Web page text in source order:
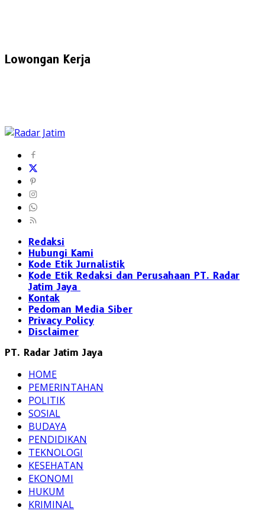
Lowongan Kerja
Redaksi
Hubungi Kami
Kode Etik Jurnalistik
Kode Etik Redaksi dan Perusahaan PT. Radar
Jatim Jaya
Kontak
Pedoman Media Siber
Privacy Policy
Disclaimer
PT. Radar Jatim Jaya
HOME
PEMERINTAHAN
POLITIK
SOSIAL
BUDAYA
PENDIDIKAN
TEKNOLOGI
KESEHATAN
EKONOMI
HUKUM
KRIMINAL